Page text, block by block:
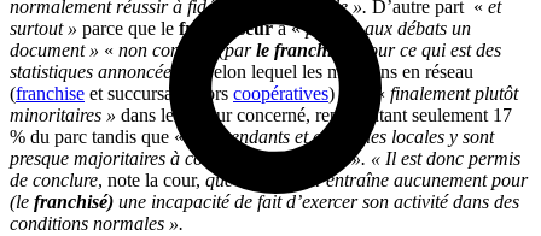
normalement réussir à fidéliser une clientèle ». D’autre part « et
surtout » parce que le franchiseura «produit aux débats un
document » « non contesté (parle franchisé)
pour ce qui est des
statistiques annoncées »
. Selon lequel les magasins en réseau
(franchise et succursale, hors coopératives) sont « finalement plutôt
minoritaires » dans le secteur concerné, représentant seulement 17
% du parc tandis que «
indépendants et enseignes locales y sont
presque majoritaires à concurrence de 48 % ». « Il est donc permis
de conclure, note la cour, que la clause n’entraîne aucunement pour
(le franchisé) une incapacité de fait d’exercer son activité dans des
conditions normales ».